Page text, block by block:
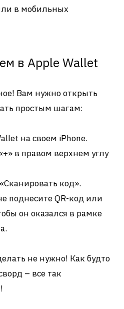
в мобильных
в Apple Wallet
Вам нужно открыть
простым шагам:
на своем iPhone.
в правом верхнем углу
код».
поднесите QR-код или
он оказался в рамке
не нужно! Как будто
– все так